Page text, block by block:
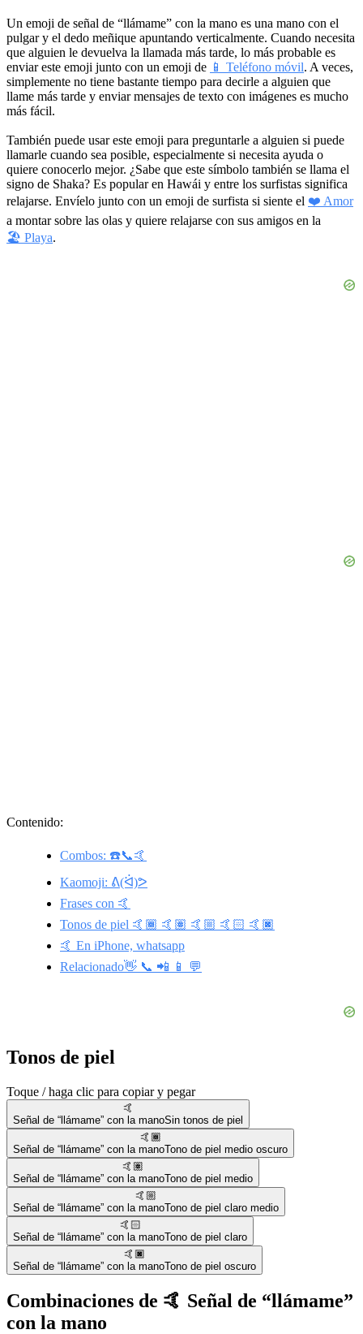
Un emoji de señal de “llámame” con la mano es una mano con el
pulgar y el dedo meñique apuntando verticalmente. Cuando necesita
que alguien le devuelva la llamada más tarde, lo más probable es
enviar este emoji junto con un emoji de 📱 Teléfono móvil. A veces,
simplemente no tiene bastante tiempo para decirle a alguien que
llame más tarde y enviar mensajes de texto con imágenes es mucho
más fácil.
También puede usar este emoji para preguntarle a alguien si puede
llamarle cuando sea posible, especialmente si necesita ayuda o
quiere conocerlo mejor. ¿Sabe que este símbolo también se llama el
signo de Shaka? Es popular en Hawái y entre los surfistas significa
relajarse. Envíelo junto con un emoji de surfista si siente el ❤️ Amor
a montar sobre las olas y quiere relajarse con sus amigos en la
🏖 Playa.
Contenido:
Combos: ☎️📞🤙
Kaomoji: ᕕ(ᐛ)ᕗ
Frases con 🤙
Tonos de piel 🤙🏾 🤙🏽 🤙🏼 🤙🏻 🤙🏿
🤙 En iPhone, whatsapp
Relacionado👋 📞 📲 📱 💬
Tonos de piel
Toque / haga clic para copiar y pegar
🤙
Señal de “llámame” con la manoSin tonos de piel
🤙🏾
Señal de “llámame” con la manoTono de piel medio oscuro
🤙🏽
Señal de “llámame” con la manoTono de piel medio
🤙🏼
Señal de “llámame” con la manoTono de piel claro medio
🤙🏻
Señal de “llámame” con la manoTono de piel claro
🤙🏿
Señal de “llámame” con la manoTono de piel oscuro
Combinaciones de 🤙 Señal de “llámame”
con la mano